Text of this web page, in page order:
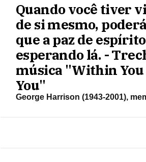
Quando você tiver
de si mesmo,
que a paz de
esperando lá. -
música "Within
You"
George Harrison (1943-2001),